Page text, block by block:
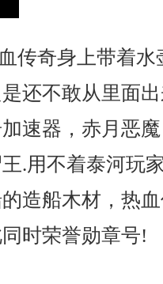
传奇身上带着
还不敢从里面
速器，赤月恶
.用不着泰河玩
造船木材，热
时荣誉勋章号!